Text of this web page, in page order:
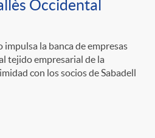
Occidental
la banca de empresas
tejido empresarial de la
con los socios de Sabadell